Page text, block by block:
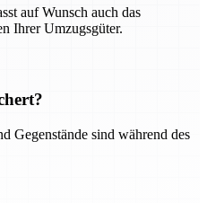
auf Wunsch auch das
Ihrer Umzugsgüter.
Gegenstände sind während des